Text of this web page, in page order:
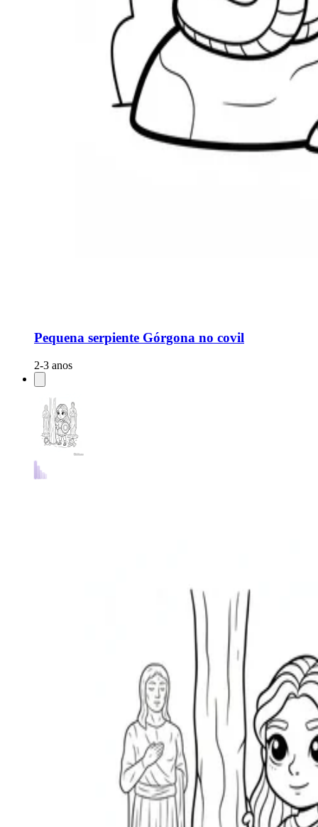
Pequena serpiente Górgona no covil
2-3 anos